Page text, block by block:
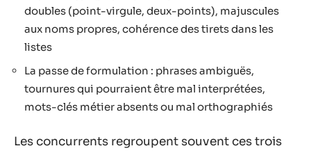
doubles (point-virgule, deux-points), majuscules
aux noms propres, cohérence des tirets dans les
listes
La passe de formulation : phrases ambiguës,
tournures qui pourraient être mal interprétées,
mots-clés métier absents ou mal orthographiés
Les concurrents regroupent souvent ces trois